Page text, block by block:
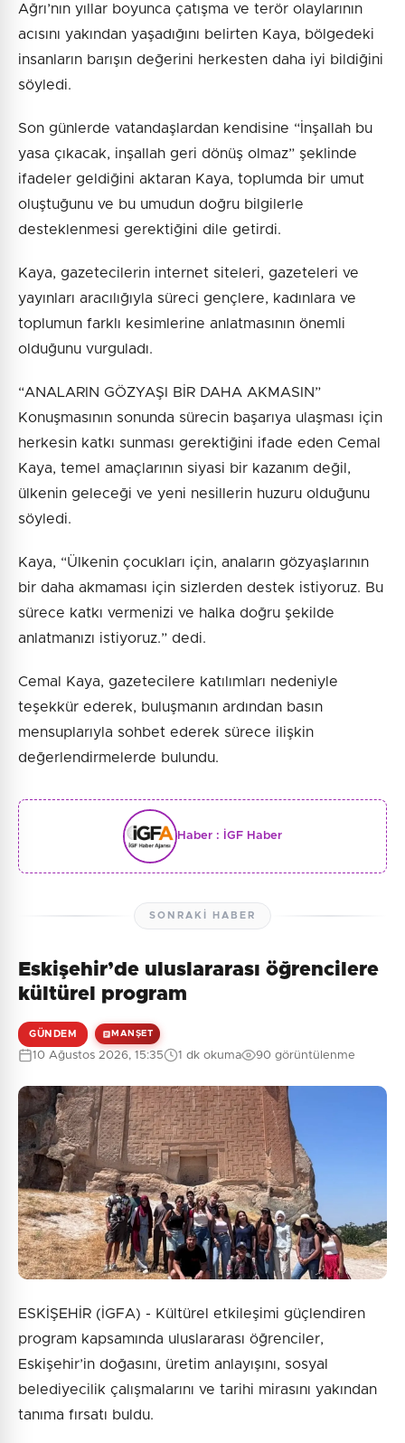
Ağrı’nın yıllar boyunca çatışma ve terör olaylarının
acısını yakından yaşadığını belirten Kaya, bölgedeki
insanların barışın değerini herkesten daha iyi bildiğini
söyledi.
Son günlerde vatandaşlardan kendisine “İnşallah bu
yasa çıkacak, inşallah geri dönüş olmaz” şeklinde
ifadeler geldiğini aktaran Kaya, toplumda bir umut
oluştuğunu ve bu umudun doğru bilgilerle
desteklenmesi gerektiğini dile getirdi.
Kaya, gazetecilerin internet siteleri, gazeteleri ve
yayınları aracılığıyla süreci gençlere, kadınlara ve
toplumun farklı kesimlerine anlatmasının önemli
olduğunu vurguladı.
“ANALARIN GÖZYAŞI BİR DAHA AKMASIN”
Konuşmasının sonunda sürecin başarıya ulaşması için
herkesin katkı sunması gerektiğini ifade eden Cemal
Kaya, temel amaçlarının siyasi bir kazanım değil,
ülkenin geleceği ve yeni nesillerin huzuru olduğunu
söyledi.
Kaya, “Ülkenin çocukları için, anaların gözyaşlarının
bir daha akmaması için sizlerden destek istiyoruz. Bu
sürece katkı vermenizi ve halka doğru şekilde
anlatmanızı istiyoruz.” dedi.
Cemal Kaya, gazetecilere katılımları nedeniyle
teşekkür ederek, buluşmanın ardından basın
mensuplarıyla sohbet ederek sürece ilişkin
değerlendirmelerde bulundu.
Haber : İGF Haber
SONRAKI HABER
Eskişehir’de uluslararası öğrencilere
kültürel program
GÜNDEM MANŞET
10 Ağustos 2026, 15:35 1 dk okuma 90 görüntülenme
ESKİŞEHİR (İGFA) - Kültürel etkileşimi güçlendiren
program kapsamında uluslararası öğrenciler,
Eskişehir’in doğasını, üretim anlayışını, sosyal
belediyecilik çalışmalarını ve tarihi mirasını yakından
tanıma fırsatı buldu.